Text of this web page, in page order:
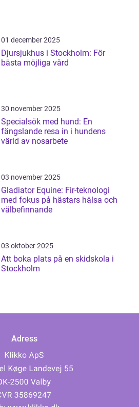
01 december 2025
Djursjukhus i Stockholm: För
bästa möjliga vård
30 november 2025
Specialsök med hund: En
fängslande resa in i hundens
värld av nosarbete
03 november 2025
Gladiator Equine: Fir-teknologi
med fokus på hästars hälsa och
välbefinnande
03 oktober 2025
Att boka plats på en skidskola i
Stockholm
Adress